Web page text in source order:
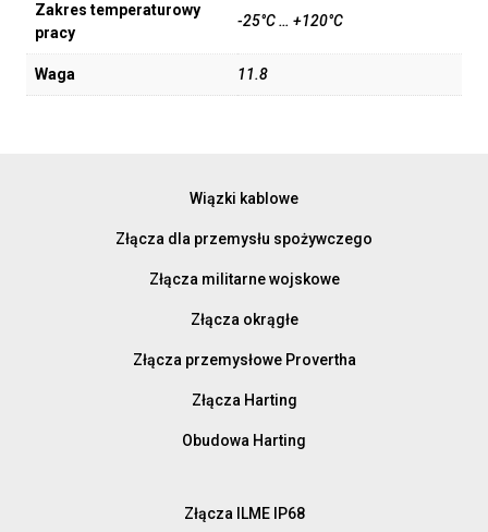
Zakres temperaturowy
pracy
-25°C … +120°C
Waga 11.8
Wiązki kablowe
Złącza dla przemysłu spożywczego
Złącza militarne wojskowe
Złącza okrągłe
Złącza przemysłowe Provertha
Złącza Harting
Obudowa Harting
Złącza ILME IP68